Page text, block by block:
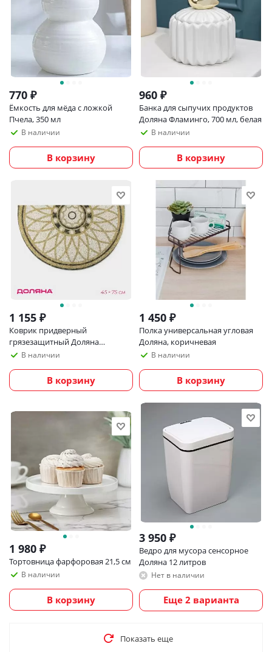
770 ₽
Ёмкость для мёда с ложкой
Пчела, 350 мл
В наличии
В корзину
960 ₽
Банка для сыпучих продуктов
Доляна Фламинго, 700 мл, белая
В наличии
В корзину
1 155 ₽
Коврик придверный
грязезащитный Доляна
Архитектор 45х75 см
В наличии
В корзину
1 450 ₽
Полка универсальная угловая
Доляна, коричневая
В наличии
В корзину
1 980 ₽
Тортовница фарфоровая 21,5 см
В наличии
В корзину
3 950 ₽
Ведро для мусора сенсорное
Доляна 12 литров
Нет в наличии
Еще 2 варианта
Показать еще